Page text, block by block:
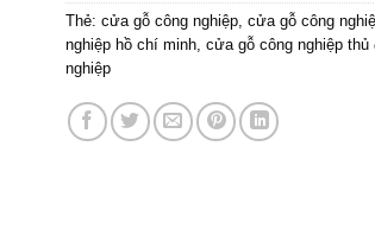
Thẻ:cửa gỗ công nghiệp ,cửa gỗ công
nghiệp hồ chí minh ,cửa gỗ công nghiệp thủ
nghiệp